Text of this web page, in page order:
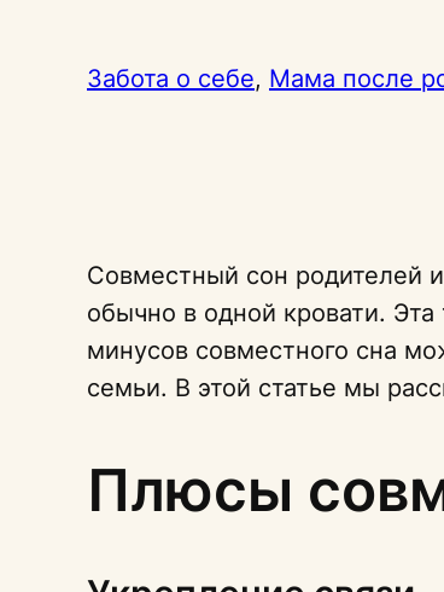
Забота о себе, Мама после
Совместный сон родителей
обычно в одной кровати.
минусов совместного сна
семьи. В этой статье мы
Плюсы